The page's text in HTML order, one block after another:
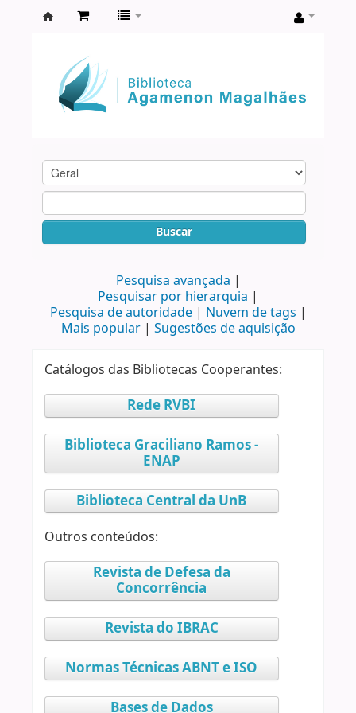
Agamenon
Magalhães
Buscar
Pesquisa avançada
Pesquisar por hierarquia
Pesquisa de autoridade
Nuvem de tags
Mais popular
Sugestões de aquisição
Catálogos das Bibliotecas Cooperantes:
Rede RVBI
Biblioteca Graciliano Ramos -
ENAP
Biblioteca Central da UnB
Outros conteúdos:
Revista de Defesa da
Concorrência
Revista do IBRAC
Normas Técnicas ABNT e ISO
Bases de Dados